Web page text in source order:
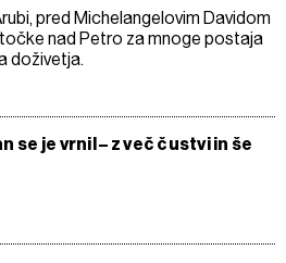
pred Michelangelovim Davidom
nad Petro za mnoge postaja
doživetja.
se je vrnil – z več čustvi in še